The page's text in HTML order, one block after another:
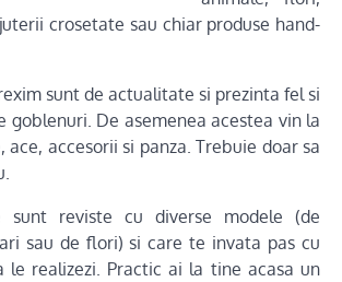
crosetate sau chiar produse hand-
sunt de actualitate si prezinta fel si
goblenuri. De asemenea acestea vin la
ace, accesorii si panza. Trebuie doar sa
sunt reviste cu diverse modele (de
sau de flori) si care te invata pas cu
le realizezi. Practic ai la tine acasa un